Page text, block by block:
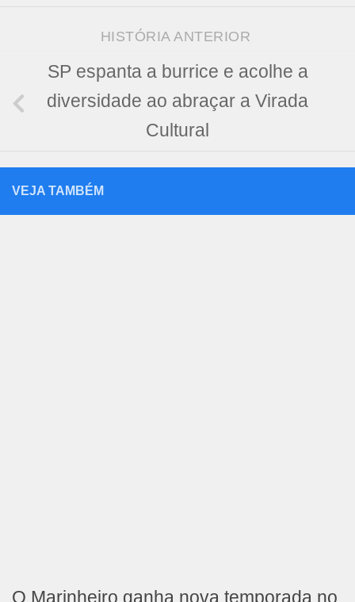
HISTÓRIA ANTERIOR
SP espanta a burrice e acolhe a
diversidade ao abraçar a Virada
Cultural
VEJA TAMBÉM
O Marinheiro ganha nova temporada no